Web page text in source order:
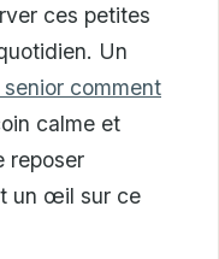
ces petites
Un
comment
calme et
reposer
un œil sur ce